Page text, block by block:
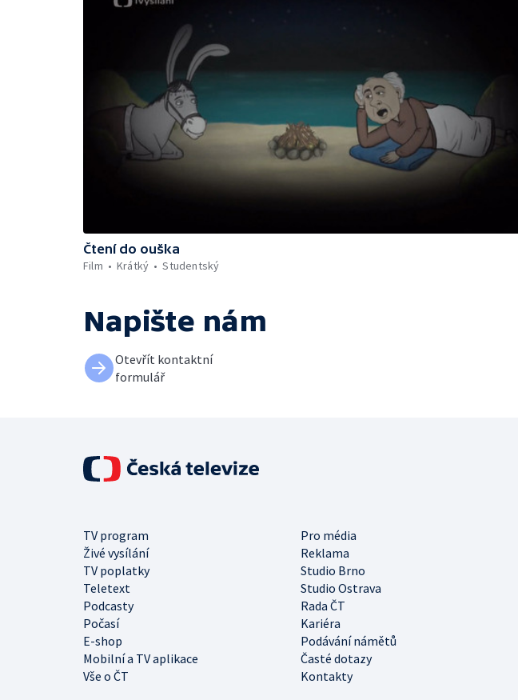
Čtení do ouška
Film
Krátký Studentský
Napište nám
Otevřít kontaktní
formulář
TV program
Pro média
Živé vysílání
Reklama
TV poplatky
Studio Brno
Teletext
Studio Ostrava
Podcasty
Rada ČT
Počasí
Kariéra
E-shop
Podávání námětů
Mobilní a TV aplikace
Časté dotazy
Vše o ČT
Kontakty